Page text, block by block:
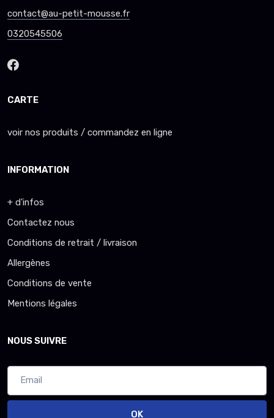
contact@au-petit-mousse.fr
0320545506
CARTE
voir nos produits / commandez en ligne
INFORMATION
+ d'infos
Contactez nous
Conditions de retrait / livraison
Allergènes
Conditions de vente
Mentions légales
NOUS SUIVRE
OK